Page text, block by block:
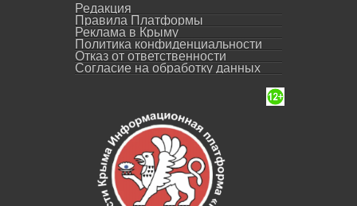
Редакция
Правила Платформы
Реклама в Крыму
Политика конфиденциальности
Отказ от ответственности
Согласие на обработку данных